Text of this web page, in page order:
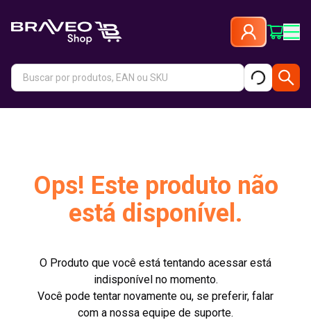
Ops! Este produto não
está disponível.
O Produto que você está tentando acessar está
indisponível no momento.
Você pode tentar novamente ou, se preferir, falar
com a nossa equipe de suporte.